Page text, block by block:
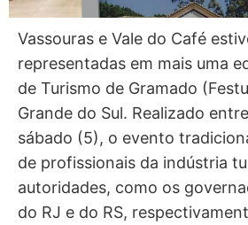
Vassouras e Vale do Café
representadas em mais uma
de Turismo de Gramado
Grande do Sul. Realizado
sábado (5), o evento
de profissionais da indústria
autoridades, como os
do RJ e do RS,